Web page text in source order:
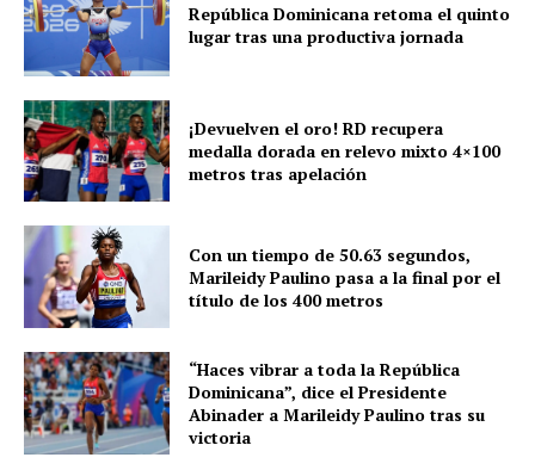
República Dominicana retoma el quinto
lugar tras una productiva jornada
¡Devuelven el oro! RD recupera
medalla dorada en relevo mixto 4×100
metros tras apelación
Con un tiempo de 50.63 segundos,
Marileidy Paulino pasa a la final por el
título de los 400 metros
“Haces vibrar a toda la República
Dominicana”, dice el Presidente
Abinader a Marileidy Paulino tras su
victoria